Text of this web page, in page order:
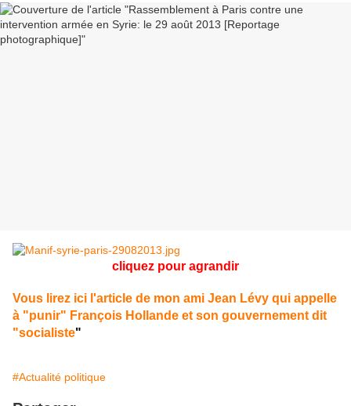
cliquez pour agrandir
Vous lirez ici l'article de mon ami Jean Lévy qui appelle
à "punir" François Hollande et son gouvernement dit
"socialiste"
#Actualité politique